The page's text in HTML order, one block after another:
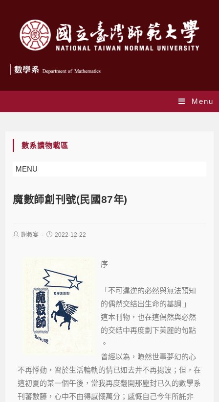
Menu
數系讀物載區
MENU
魔數師創刊號(民國87年)
謝叔宴 2022-12-22
序
「不可違逆的必然與無法預知
的偶然交结出生命的基調 」
這本刊物，也在這偶然與必然
的交结中再度劃下美麗的句點
。
曾經以為，瞭然世事夢幻的心
不再悸動，習於生活輪軌的情已如去井不再揚波；但，在
這初夏的某一個午後，當我再度翻開那塵封已久的數學系
刊蕃數藤，心中不由得感慨萬分；感慨自己今年所託非